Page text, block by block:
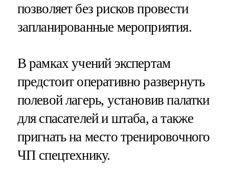
позволяет без рисков провести
запланированные мероприятия.
В рамках учений экспертам
предстоит оперативно развернуть
полевой лагерь, установив палатки
для спасателей и штаба, а также
пригнать на место тренировочного
ЧП спецтехнику.